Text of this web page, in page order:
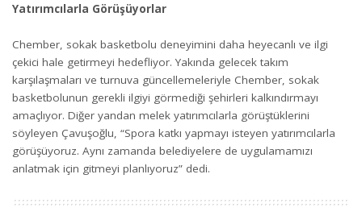
Yatırımcılarla Görüşüyorlar
Chember, sokak basketbolu deneyimini daha heyecanlı ve ilgi
çekici hale getirmeyi hedefliyor. Yakında gelecek takım
karşılaşmaları ve turnuva güncellemeleriyle Chember, sokak
basketbolunun gerekli ilgiyi görmediği şehirleri kalkındırmayı
amaçlıyor. Diğer yandan melek yatırımcılarla görüştüklerini
söyleyen Çavuşoğlu, “Spora katkı yapmayı isteyen yatırımcılarla
görüşüyoruz. Aynı zamanda belediyelere de uygulamamızı
anlatmak için gitmeyi planlıyoruz” dedi.